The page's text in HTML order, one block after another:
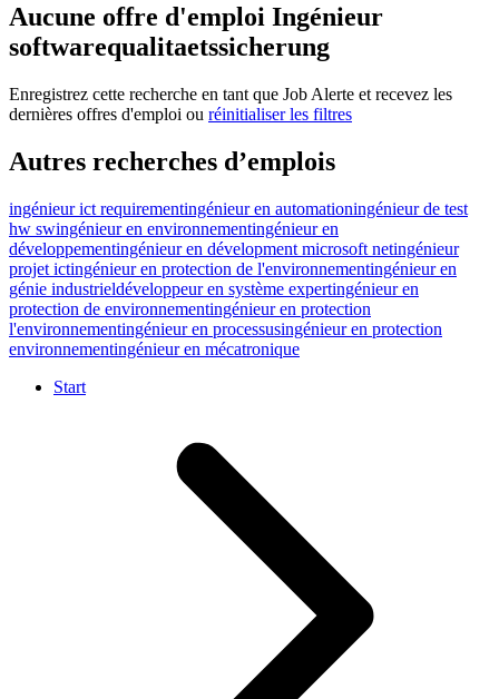
Aucune offre d'emploi Ingénieur
softwarequalitaetssicherung
Enregistrez cette recherche en tant que Job Alerte et recevez les
dernières offres d'emploi ou réinitialiser les filtres
Autres recherches d’emplois
ingénieur ict requirementingénieur en automationingénieur de test
hw swingénieur en environnementingénieur en
développementingénieur en dévelopment microsoft netingénieur
projet ictingénieur en protection de l'environnementingénieur en
génie industrieldéveloppeur en système expertingénieur en
protection de environnementingénieur en protection
l'environnementingénieur en processusingénieur en protection
environnementingénieur en mécatronique
Start